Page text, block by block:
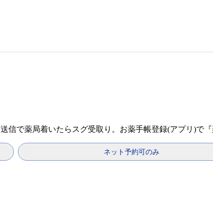
信で薬局着いたらスグ受取り。お薬手帳登録(アプリ)で『
ネット予約可のみ